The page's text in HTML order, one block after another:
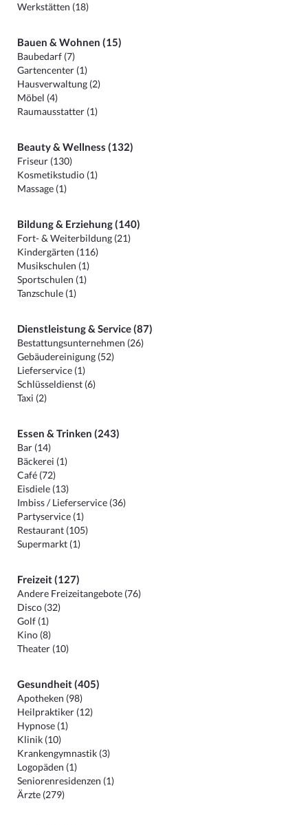
Werkstätten (18)
Bauen & Wohnen (15)
Baubedarf (7)
Gartencenter (1)
Hausverwaltung (2)
Möbel (4)
Raumausstatter (1)
Beauty & Wellness (132)
Friseur (130)
Kosmetikstudio (1)
Massage (1)
Bildung & Erziehung (140)
Fort- & Weiterbildung (21)
Kindergärten (116)
Musikschulen (1)
Sportschulen (1)
Tanzschule (1)
Dienstleistung & Service (87)
Bestattungsunternehmen (26)
Gebäudereinigung (52)
Lieferservice (1)
Schlüsseldienst (6)
Taxi (2)
Essen & Trinken (243)
Bar (14)
Bäckerei (1)
Café (72)
Eisdiele (13)
Imbiss / Lieferservice (36)
Partyservice (1)
Restaurant (105)
Supermarkt (1)
Freizeit (127)
Andere Freizeitangebote (76)
Disco (32)
Golf (1)
Kino (8)
Theater (10)
Gesundheit (405)
Apotheken (98)
Heilpraktiker (12)
Hypnose (1)
Klinik (10)
Krankengymnastik (3)
Logopäden (1)
Seniorenresidenzen (1)
Ärzte (279)